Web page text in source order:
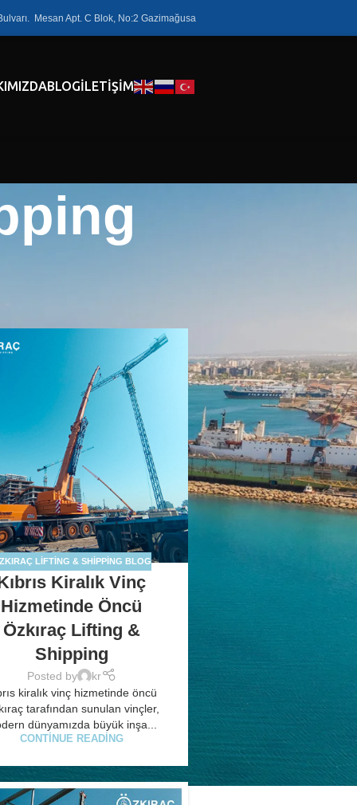
Mesan Apt. C Blok, No:2 Gazimağusa
BLOGİLETIŞIM
LIFTING & SHIPPING BLOG
Kiralık Vinç
Hizmetinde Öncü
Özkıraç Lifting &
Shipping
Posted by
kr
kiralık vinç hizmetinde öncü
tarafından sunulan vinçler,
dünyamızda büyük inşa...
CONTINUE READING